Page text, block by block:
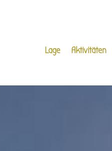
Lage Aktivitäten